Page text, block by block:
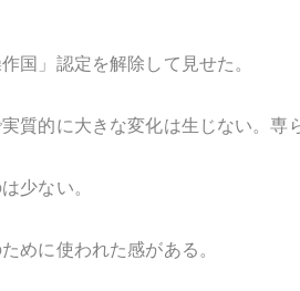
国」認定を解除して見せた。
質的に大きな変化は生じない。
少ない。
めに使われた感がある。